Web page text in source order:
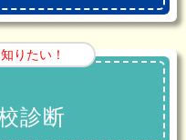
知りたい！
診断